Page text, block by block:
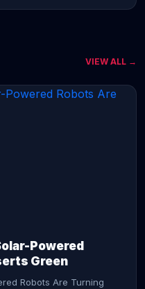
VIEW ALL →
Powered
Green
Robots Are Turning